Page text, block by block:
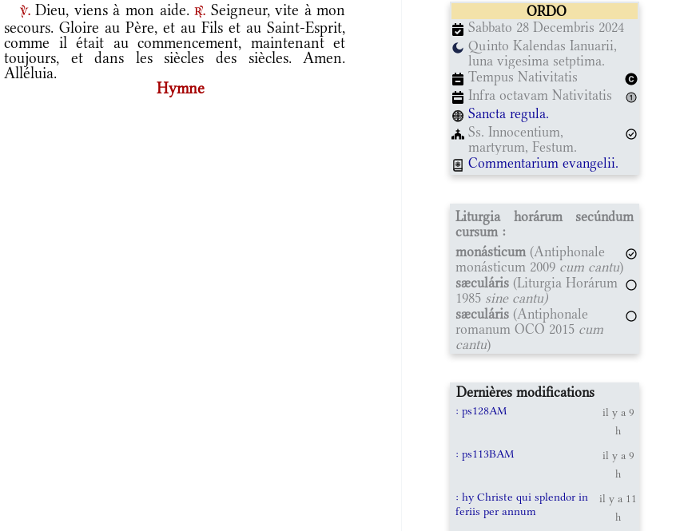
v.Dieu, viens à mon aide.r. Seigneur, vite à mon
secours. Gloire au Père, et au Fils et au Saint-Esprit,
comme il était au commencement, maintenant et
toujours, et dans les siècles des siècles. Amen.
Alléluia.
Hymne
ORDO
Sabbato 28 Decembris 2024
Quinto Kalendas Ianuarii,
luna vigesima setptima.
Tempus Nativitatis
Infra octavam Nativitatis
Sancta regula.
Ss. Innocentium,
martyrum, Festum.
Commentarium evangelii.
Liturgia horárum secúndum
cursum :
monásticum (Antiphonale
monásticum 2009 cum cantu)
sæculáris (Liturgia Horárum
1985 sine cantu)
sæculáris (Antiphonale
romanum OCO 2015 cum
cantu)
Dernières modifications
: ps128AM
il y a 9
h
: ps113BAM
il y a 9
h
: hy Christe qui splendor in
feriis per annum
il y a 11
h